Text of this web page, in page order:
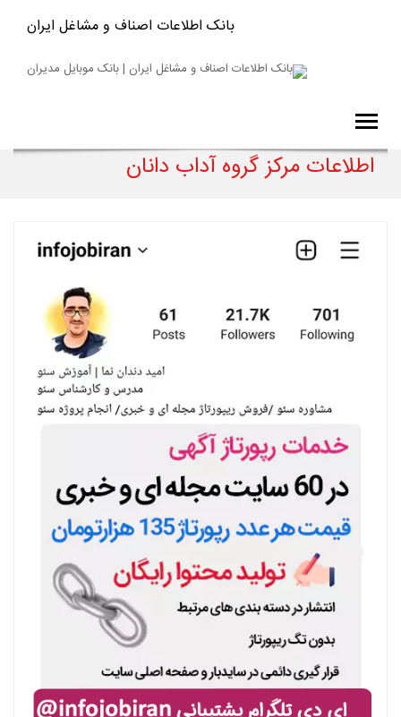
بانک اطلاعات اصناف و مشاغل ایران
اطلاعات مرکز گروه آداب دانان